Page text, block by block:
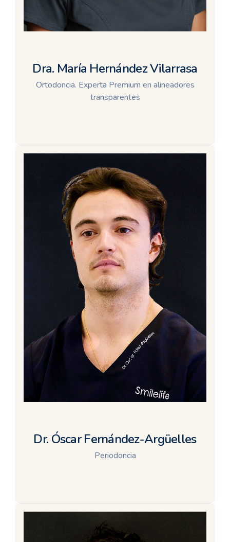
Dra. María Hernández Vilarrasa
Ortodoncia. Experta Premium en alineadores
transparentes
Dr. Óscar Fernández-Argüelles
Periodoncia